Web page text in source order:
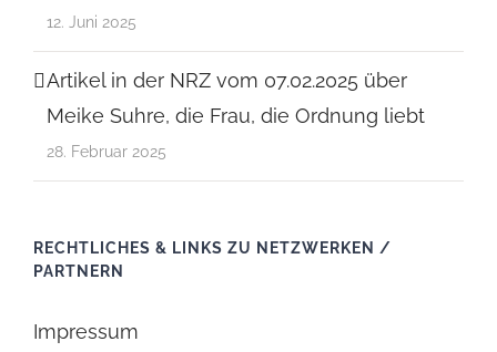
12. Juni 2025
Artikel in der NRZ vom 07.02.2025 über
Meike Suhre, die Frau, die Ordnung liebt
28. Februar 2025
RECHTLICHES & LINKS ZU NETZWERKEN /
PARTNERN
Impressum